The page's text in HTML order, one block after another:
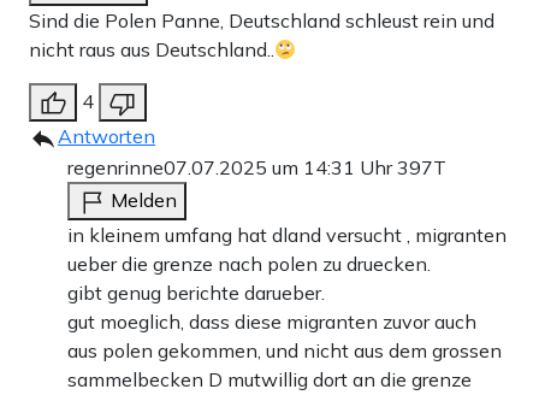
Sind die Polen Panne, Deutschland schleust rein und
nicht raus aus Deutschland..
4
Antworten
regenrinne07.07.2025 um 14:31 Uhr397T
Melden
in kleinem umfang hat dland versucht , migranten
ueber die grenze nach polen zu druecken.
gibt genug berichte darueber.
gut moeglich, dass diese migranten zuvor auch
aus polen gekommen, und nicht aus dem grossen
sammelbecken D mutwillig dort an die grenze